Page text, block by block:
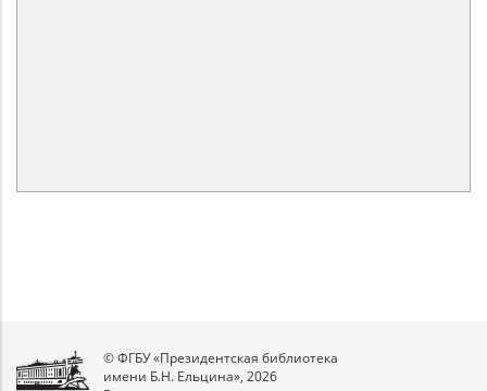
© ФГБУ «Президентская библиотека
имени Б.Н. Ельцина», 2026